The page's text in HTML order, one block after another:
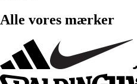
Alle vores mærker